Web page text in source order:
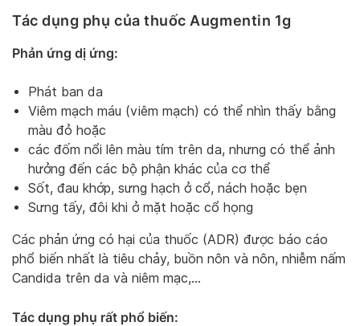
Tác dụng phụ của thuốc Augmentin 1g
Phản ứng dị ứng:
Phát ban da
Viêm mạch máu (viêm mạch) có thể nhìn thấy bằng
màu đỏ hoặc
các đốm nổi lên màu tím trên da, nhưng có thể ảnh
hưởng đến các bộ phận khác của cơ thể
Sốt, đau khớp, sưng hạch ở cổ, nách hoặc bẹn
Sưng tấy, đôi khi ở mặt hoặc cổ họng
Các phản ứng có hại của thuốc (ADR) được báo cáo
phổ biến nhất là tiêu chảy, buồn nôn và nôn, nhiễm nấm
Candida trên da và niêm mạc,…
Tác dụng phụ rất phổ biến: